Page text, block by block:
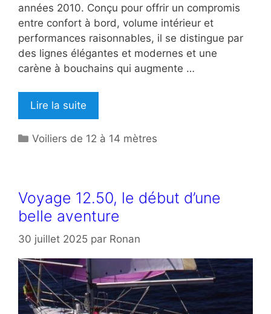
années 2010. Conçu pour offrir un compromis
entre confort à bord, volume intérieur et
performances raisonnables, il se distingue par
des lignes élégantes et modernes et une
carène à bouchains qui augmente …
Lire la suite
Catégories
Voiliers de 12 à 14 mètres
Voyage 12.50, le début d’une
belle aventure
30 juillet 2025 par Ronan